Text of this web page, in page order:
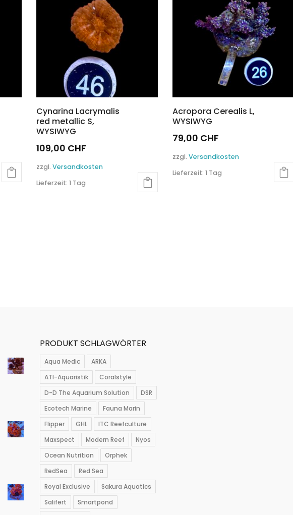
Cynarina Lacrymalis
red metallic S,
WYSIWYG
109,00 CHF
zzgl.Versandkosten
Lieferzeit:1 Tag
Acropora Cerealis L,
WYSIWYG
79,00 CHF
zzgl.Versandkosten
Lieferzeit:1 Tag
PRODUKT SCHLAGWÖRTER
Aqua Medic
ARKA
ATI-Aquaristik
Coralstyle
D-D The Aquarium Solution
DSR
Ecotech Marine
Fauna Marin
Flipper
GHL
ITC Reefculture
Maxspect
Modern Reef
Nyos
Ocean Nutrition
Orphek
RedSea
Red Sea
Royal Exclusive
Sakura Aquatics
Salifert
Smartpond